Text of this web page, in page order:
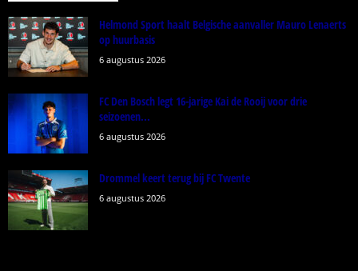
Helmond Sport haalt Belgische aanvaller Mauro Lenaerts
op huurbasis
6 augustus 2026
FC Den Bosch legt 16-jarige Kai de Rooij voor drie
seizoenen...
6 augustus 2026
Drommel keert terug bij FC Twente
6 augustus 2026